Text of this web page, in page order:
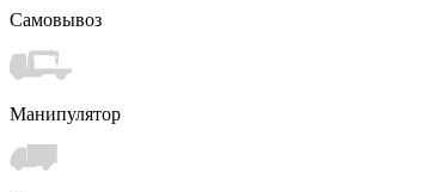
Самовывоз
Манипулятор